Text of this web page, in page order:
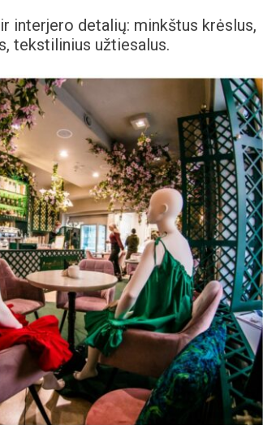
interjero detalių: minkštus krėslus,
tekstilinius užtiesalus.